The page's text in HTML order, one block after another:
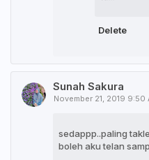
Delete
Sunah Sakura
November 21, 2019 9:50
sedappp..paling
boleh aku telan